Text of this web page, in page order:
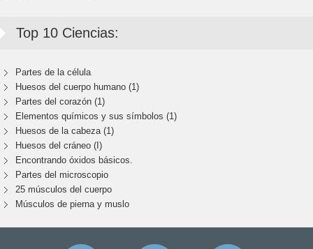
Top 10 Ciencias:
Partes de la célula
Huesos del cuerpo humano (1)
Partes del corazón (1)
Elementos químicos y sus símbolos (1)
Huesos de la cabeza (1)
Huesos del cráneo (I)
Encontrando óxidos básicos.
Partes del microscopio
25 músculos del cuerpo
Músculos de pierna y muslo